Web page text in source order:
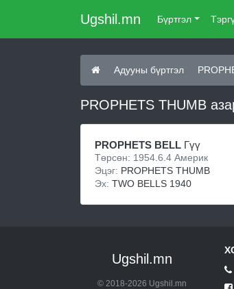
Ugshil.mn Бүртгэл
Адууны бүртгэл
PROPHETS THUMB
PROPHETS BELL Гүү
Төрсөн: 1954.6.4 Америк
Эцэг: PROPHETS THUMB
Эх: TWO BELLS 1940
Ugshil.mn
© 2018-2026 Ugshil.mn